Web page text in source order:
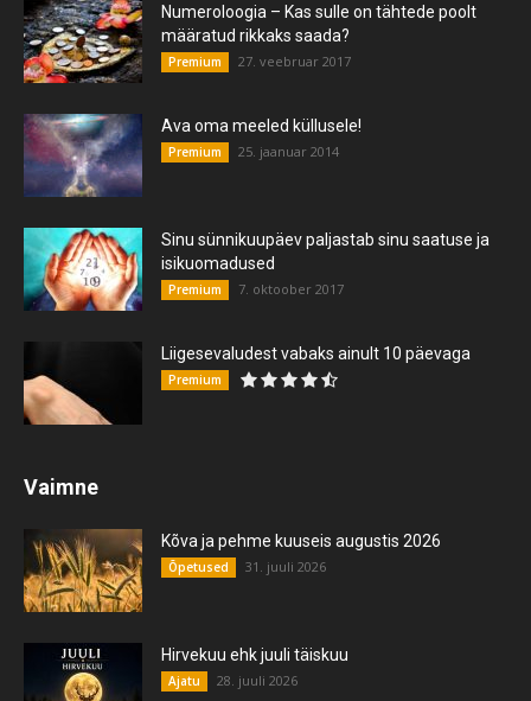
Numeroloogia – Kas sulle on tähtede poolt
määratud rikkaks saada?
Premium 27. veebruar 2017
Ava oma meeled küllusele!
Premium 25. jaanuar 2014
Sinu sünnikuupäev paljastab sinu saatuse ja
isikuomadused
Premium 7. oktoober 2017
Liigesevaludest vabaks ainult 10 päevaga
Premium
Vaimne
Kõva ja pehme kuuseis augustis 2026
Õpetused 31. juuli 2026
Hirvekuu ehk juuli täiskuu
Ajatu 28. juuli 2026